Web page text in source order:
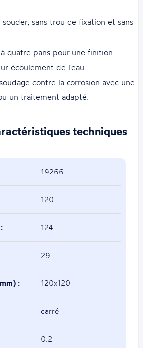
sans trou de fixation et sans
quatre pans pour une finition
écoulement de l'eau.
contre la corrosion avec une
un traitement adapté.
techniques
19266
120
124
29
: 120x120
carré
0.2